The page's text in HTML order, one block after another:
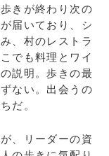
きが終わり次の
届いており、シ
、村のレストラ
でも料理とワイ
説明。歩きの最
ない。出会うの
だ。
、リーダーの資